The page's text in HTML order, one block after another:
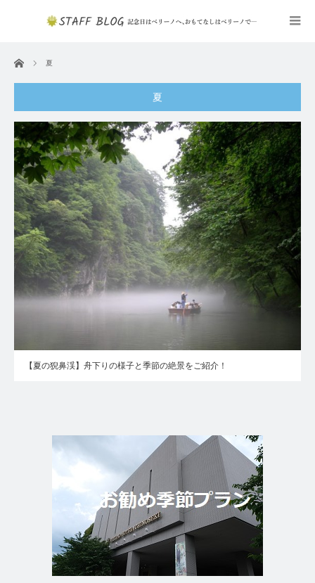
ホーム 夏
夏
【夏の猊鼻渓】舟下りの様子と季節の絶景をご紹介！